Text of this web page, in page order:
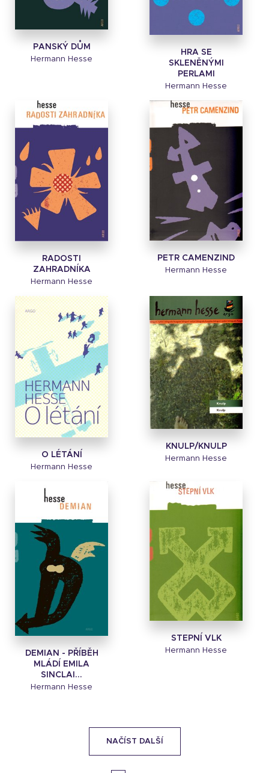
PANSKÝ DŮM
Hermann Hesse
HRA SE
SKLENĚNÝMI
PERLAMI
Hermann Hesse
RADOSTI
ZAHRADNÍKA
Hermann Hesse
PETR CAMENZIND
Hermann Hesse
O LÉTÁNÍ
Hermann Hesse
KNULP/KNULP
Hermann Hesse
DEMIAN - PŘÍBĚH
MLÁDÍ EMILA
SINCLAI...
Hermann Hesse
STEPNÍ VLK
Hermann Hesse
NAČÍST DALŠÍ